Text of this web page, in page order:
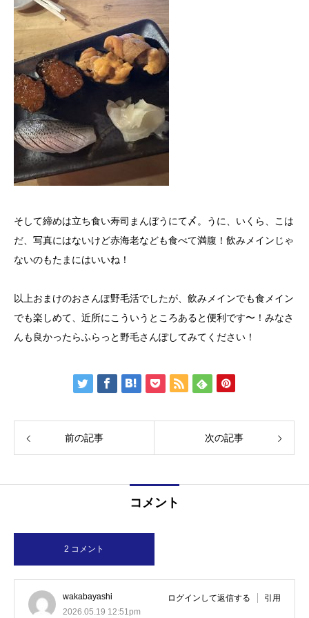
そして締めは立ち食い寿司まんぼうにて〆。うに、いくら、こは
だ、写真にはないけど赤海老なども食べて満腹！飲みメインじゃ
ないのもたまにはいいね！
以上おまけのおさんぽ野毛活でしたが、飲みメインでも食メイン
でも楽しめて、近所にこういうところあると便利です〜！みなさ
んも良かったらふらっと野毛さんぽしてみてください！
前の記事 次の記事
コメント
2 コメント
wakabayashi
2026.05.19 12:51pm
ログインして返信する 引用